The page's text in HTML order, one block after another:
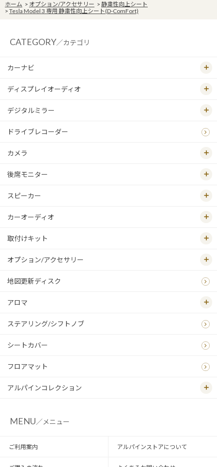
ホーム > オプション/アクセサリー > 静粛性向上シート
> Tesla Model 3 専用 静粛性向上シート(D-ComFort)
CATEGORY／カテゴリ
カーナビ
ディスプレイオーディオ
デジタルミラー
ドライブレコーダー
カメラ
後席モニター
スピーカー
カーオーディオ
取付けキット
オプション/アクセサリー
地図更新ディスク
アロマ
ステアリング/シフトノブ
シートカバー
フロアマット
アルパインコレクション
MENU／メニュー
ご利用案内 アルパインストアについて